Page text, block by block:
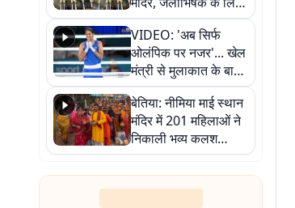
लगी लंबी कतारें
VIDEO: 'अब सिर्फ
ओलंपिक पर नजर'... खेल
मंत्री से मुलाकात के बाद
जैसमीन लंबोरिया का बड़ा
बयान
बेतिया: नीमिया माई स्थान
मंदिर में 201 महिलाओं ने
निकाली भव्य कलश
शोभायात्रा, शिवलिंग
प्राण-प्रतिष्ठा महोत्सव
शुरू